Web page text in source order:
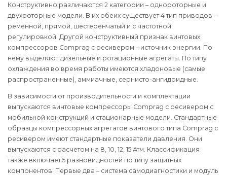
Конструктивно различаются 2 категории – однороторные и
двухроторные модели. В их обеих существует 4 тип приводов –
ременной, прямой, шестеренчатый и с частотной
регулировкой. Другой конструктивный признак винтовых
компрессоров Comprag с ресивером – источник энергии. По
нему выделяют дизельные и ротационные агрегаты. По типу
охлаждения во время работы имеются хладоновые (самые
распространенные), аммиачные, сернисто-ангидридные.
В зависимости от производительности и комплектации
выпускаются винтовые компрессоры Comprag с ресивером с
мобильной конструкций и стационарные модели. Стандартные
образцы компрессорных агрегатов винтового типа Comprag с
ресивером имеют стандартные показатели давления. Они
выпускаются с расчетом на 8, 10, 12, 15 Атм. Классификация
также включает 5 разновидностей по типу защитных
компонентов. Первые два – система самодиагностики и модуль